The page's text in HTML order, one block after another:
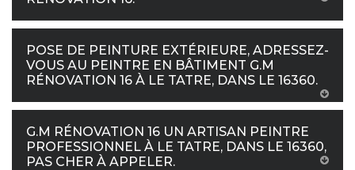
POSE DE PEINTURE EXTÉRIEURE, ADRESSEZ-
VOUS AU PEINTRE EN BÂTIMENT G.M
RÉNOVATION 16 À LE TATRE, DANS LE 16360.
G.M RÉNOVATION 16 UN ARTISAN PEINTRE
PROFESSIONNEL À LE TATRE, DANS LE 16360,
PAS CHER À APPELER.